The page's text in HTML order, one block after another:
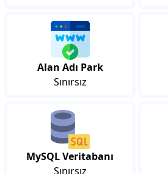
Alan Adı Park
Sınırsız
MySQL Veritabanı
Sınırsız